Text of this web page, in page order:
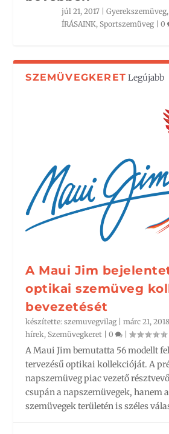
júl 21, 2017 |Gyerekszemüveg
ÍRÁSAINK, Sportszemüveg |0
SZEMÜVEGKERET Legújabb
A Maui Jim
optikai szemüveg
bevezetését
készítette:szemuvegvilag |márc 21, 2018
hírek, Szemüvegkeret |0 |
A Maui Jim bemutatta 56 modellt
tervezésű optikai kollekcióját. A
napszemüveg piac vezető
csupán a napszemüvegek, hanem
szemüvegek területén is széles